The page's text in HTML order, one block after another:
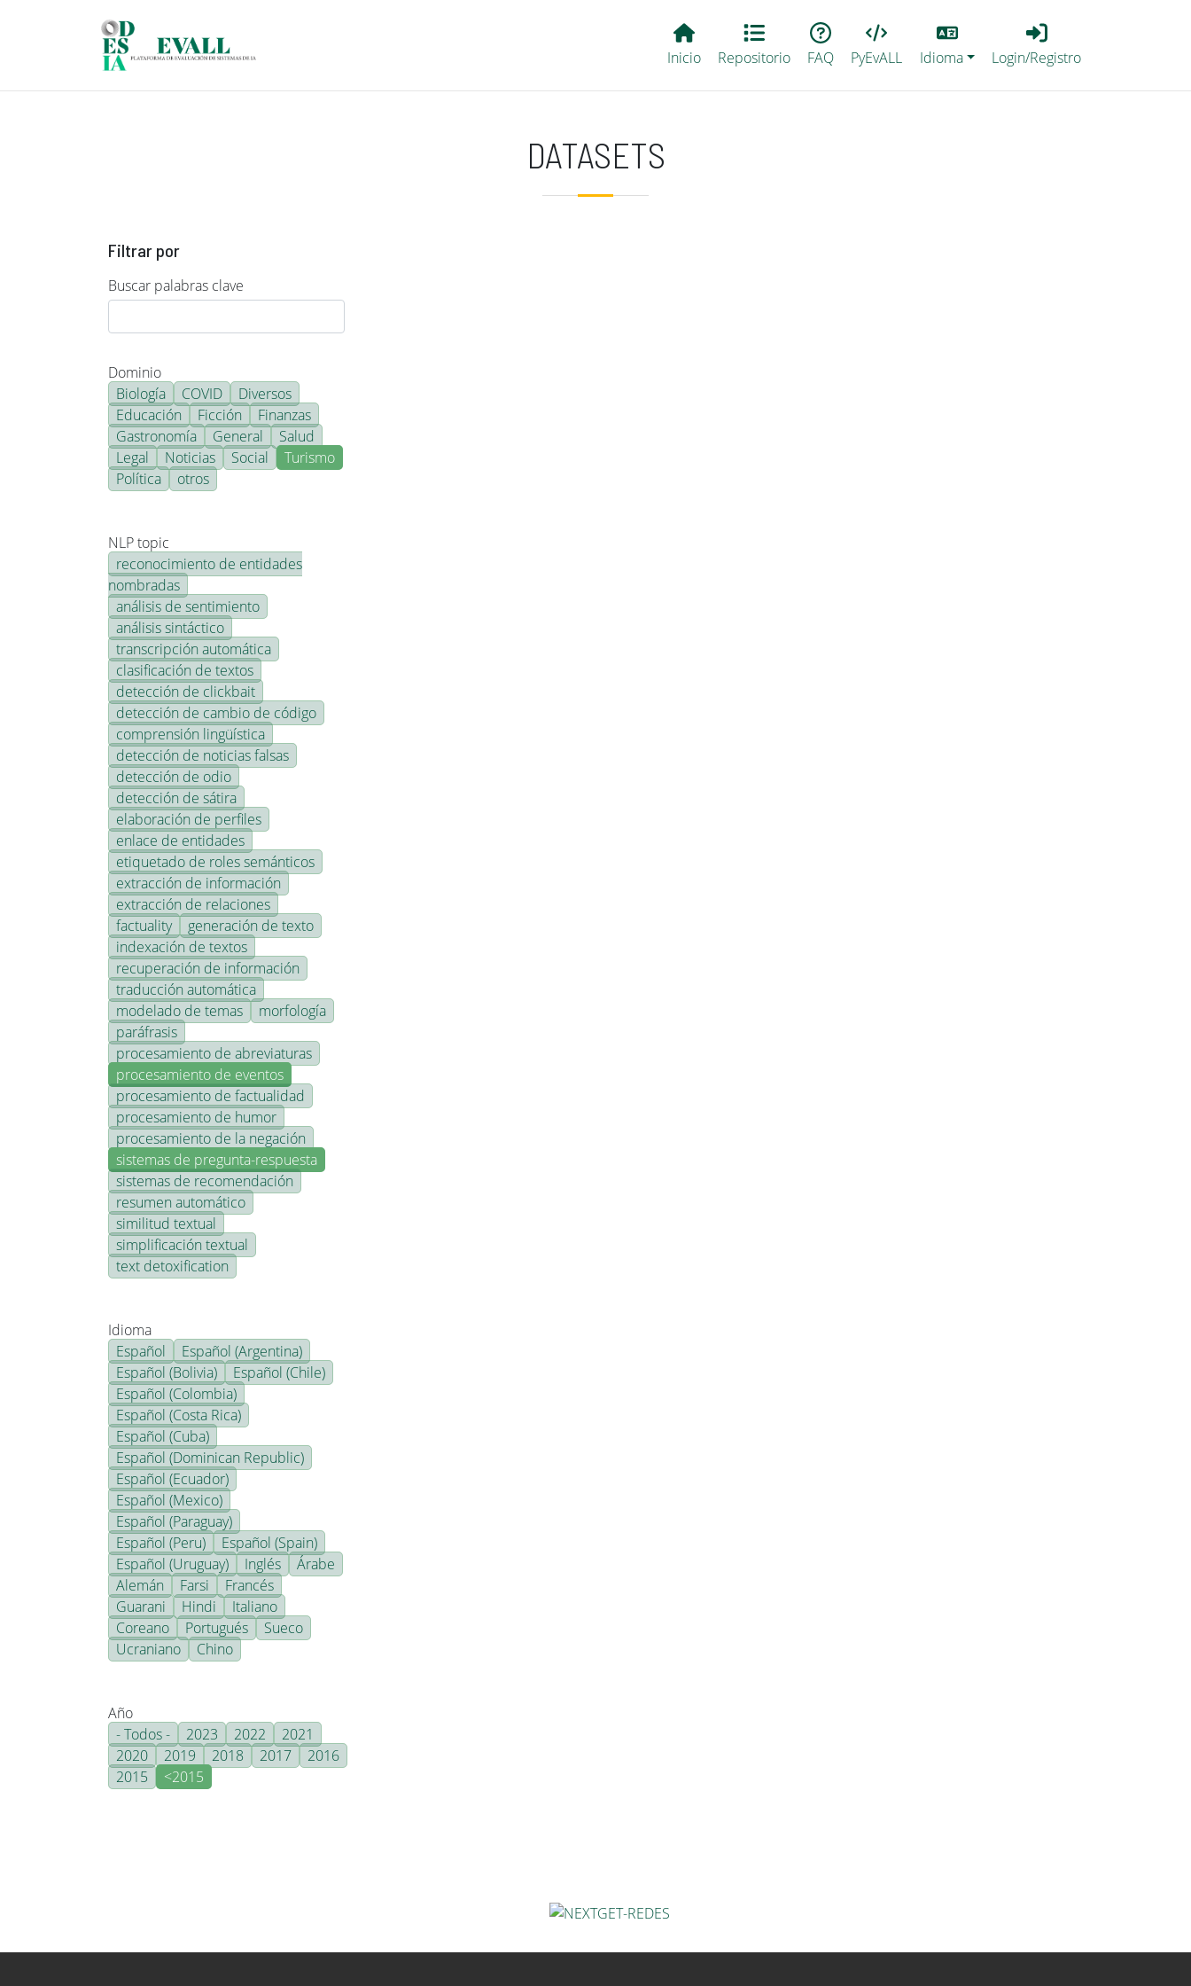
Main EvALL
Inicio Repositorio FAQ PyEvALL
Lang
Idioma
Login_Registro
Login/Registro
DATASETS
Filtrar por
Buscar palabras clave
Dominio
Biología
COVID
Diversos
Educación
Ficción
Finanzas
Gastronomía
General
Salud
Legal
Noticias Social
Turismo
Política
otros
NLP topic
reconocimiento de entidades
nombradas
análisis de sentimiento
análisis sintáctico
transcripción automática
clasificación de textos
detección de clickbait
detección de cambio de código
comprensión lingüística
detección de noticias falsas
detección de odio
detección de sátira
elaboración de perfiles
enlace de entidades
etiquetado de roles semánticos
extracción de información
extracción de relaciones
factuality
generación de texto
indexación de textos
recuperación de información
traducción automática
modelado de temas
morfología
paráfrasis
procesamiento de abreviaturas
procesamiento de eventos
procesamiento de factualidad
procesamiento de humor
procesamiento de la negación
sistemas de pregunta-respuesta
sistemas de recomendación
resumen automático
similitud textual
simplificación textual
text detoxification
Idioma
Español
Español (Argentina)
Español (Bolivia)
Español (Chile)
Español (Colombia)
Español (Costa Rica)
Español (Cuba)
Español (Dominican Republic)
Español (Ecuador)
Español (Mexico)
Español (Paraguay)
Español (Peru)
Español (Spain)
Español (Uruguay)
Inglés
Árabe
Alemán
Farsi
Francés
Guarani
Hindi
Italiano
Coreano
Portugués
Sueco
Ucraniano
Chino
Año
- Todos -
2023 2022
2021
2020
2019 2018 2017
2016
2015
<2015